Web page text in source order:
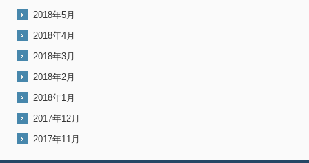
2018年5月
2018年4月
2018年3月
2018年2月
2018年1月
2017年12月
2017年11月